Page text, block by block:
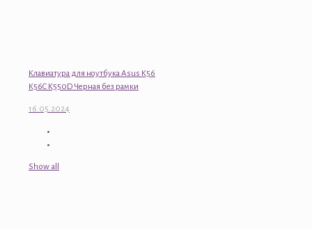
Клавиатура для ноутбука Asus K56
K56C K550D Черная без рамки
16.05.2024
Show all